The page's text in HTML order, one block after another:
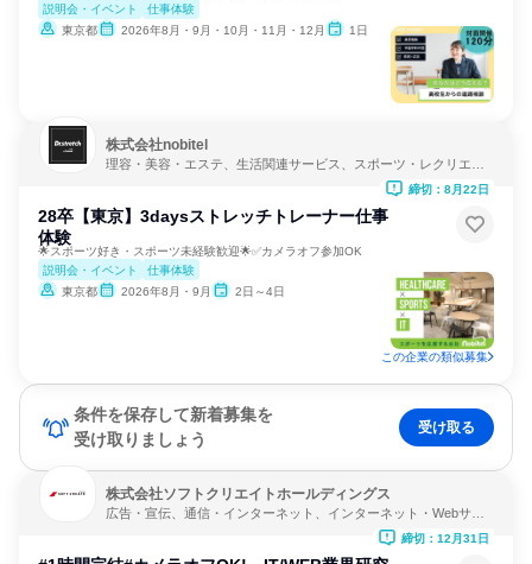
説明会・イベント
仕事体験
東京都
2026年8月・9月・10月・11月・12月 1日
株式会社nobitel
理容・美容・エステ、生活関連サービス、スポーツ・レクリエー
28卒【東京】3daysストレッチトレーナー仕事
体験
🌟スポーツ好き・スポーツ未経験歓迎🌟✅カメラオフ参加OK
説明会・イベント
仕事体験
東京都
2026年8月・9月 2日～4日
締切：8月22日
この企業の類似募集
条件を保存して新着募集を
受け取りましょう
受け取る
株式会社ソフトクリエイトホールディングス
広告・宣伝、通信・インターネット、インターネット・Webサー
締切：12月31日